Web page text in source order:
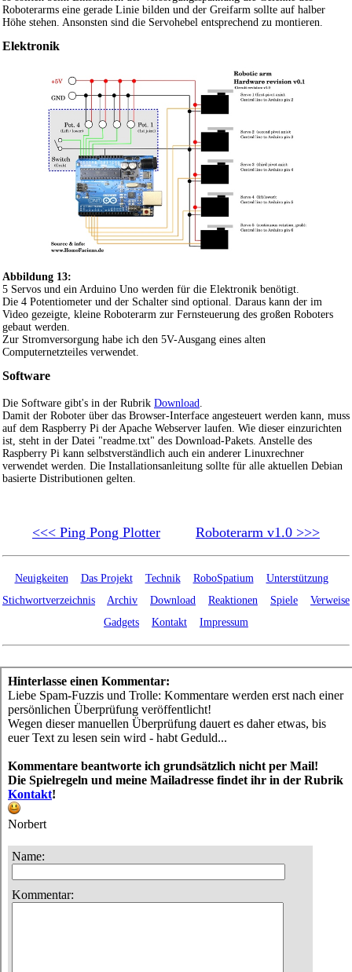
Roboterarms eine gerade Linie bilden und der Greifarm sollte auf halber
Höhe stehen. Ansonsten sind die Servohebel entsprechend zu montieren.
Elektronik
Abbildung 13:
5 Servos und ein Arduino Uno werden für die Elektronik benötigt.
Die 4 Potentiometer und der Schalter sind optional. Daraus kann der im
Video gezeigte, kleine Roboterarm zur Fernsteuerung des großen Roboters
gebaut werden.
Zur Stromversorgung habe ich den 5V-Ausgang eines alten
Computernetzteiles verwendet.
Software
Die Software gibt's in der Rubrik Download.
Damit der Roboter über das Browser-Interface angesteuert werden kann, muss
auf dem Raspberry Pi der Apache Webserver laufen. Wie dieser einzurichten
ist, steht in der Datei "readme.txt" des Download-Pakets. Anstelle des
Raspberry Pi kann selbstverständlich auch ein anderer Linuxrechner
verwendet werden. Die Installationsanleitung sollte für alle aktuellen Debian
basierte Distributionen gelten.
<<< Ping Pong Plotter Roboterarm v1.0 >>>
Neuigkeiten Das Projekt Technik RoboSpatium
Unterstützung
Stichwortverzeichnis
Archiv Download Reaktionen Spiele
Verweise
Gadgets
Kontakt Impressum